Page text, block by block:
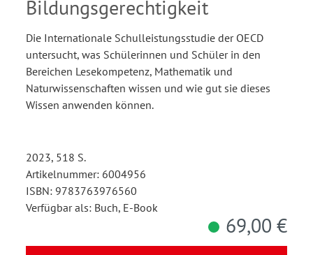
Bildungsgerechtigkeit
Die Internationale Schulleistungsstudie der OECD
untersucht, was Schülerinnen und Schüler in den
Bereichen Lesekompetenz, Mathematik und
Naturwissenschaften wissen und wie gut sie dieses
Wissen anwenden können.
2023, 518 S.
Artikelnummer: 6004956
ISBN: 9783763976560
Verfügbar als: Buch, E-Book
69,00 €